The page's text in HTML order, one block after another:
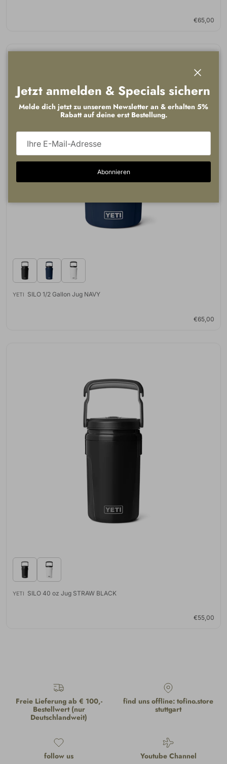
€65,00
YETI SILO 1/2 Gallon Jug NAVY
€65,00
YETI SILO 40 oz Jug STRAW BLACK
€55,00
Freie Lieferung ab € 100,-
Bestellwert (nur
Deutschlandweit)
find uns offline: tofino.store
stuttgart
follow us Youtube Channel
Jetzt anmelden & Specials sichern
Melde dich jetzt zu unserem Newsletter an & erhalten 5%
Rabatt auf deine erst Bestellung.
Abonnieren